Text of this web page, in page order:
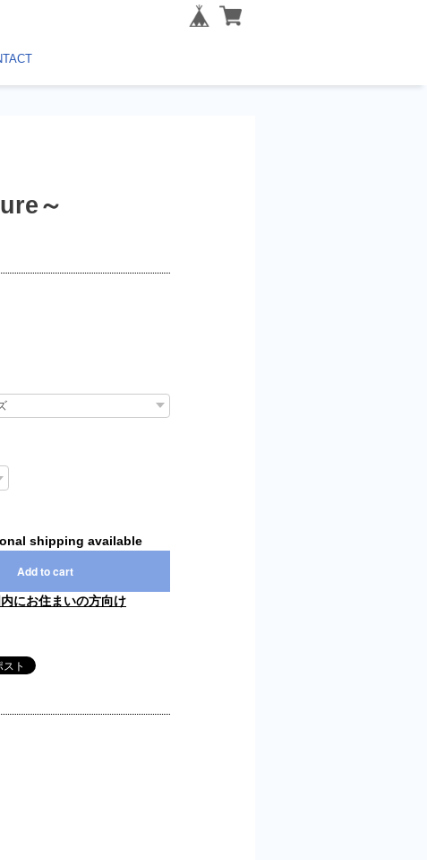
～
shipping available
Add to cart
にお住まいの方向け